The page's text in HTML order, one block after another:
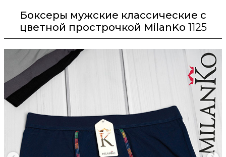
Боксеры мужские классические с
цветной прострочкой MilanKo 1125